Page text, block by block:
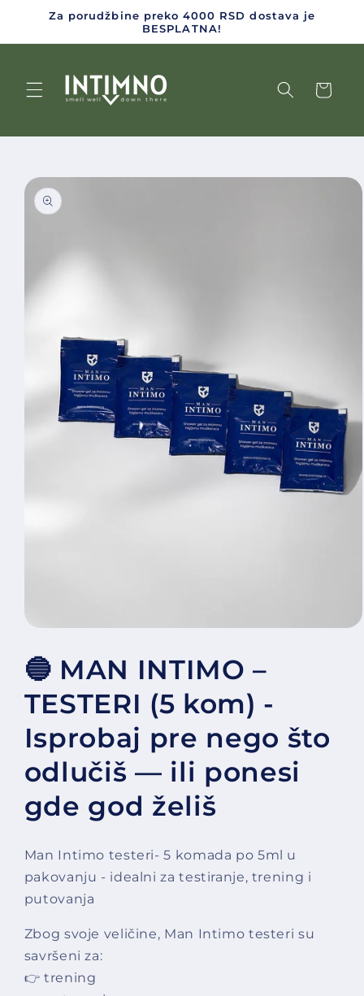
to content
Za porudžbine preko 4000 RSD dostava je
BESPLATNA!
Cart
product information
🔵 MAN INTIMO –
TESTERI (5 kom) -
Isprobaj pre nego što
odlučiš — ili ponesi
gde god želiš
Man Intimo testeri- 5 komada po 5ml u
pakovanju - idealni za testiranje, trening i
putovanja
Zbog svoje veličine, Man Intimo testeri su
savršeni za:
👉 trening